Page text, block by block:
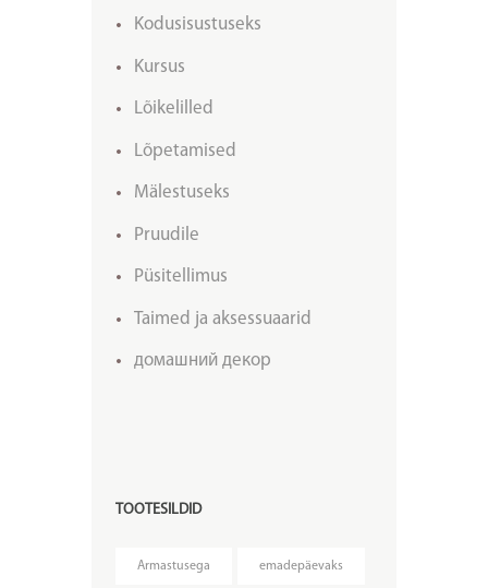
Kodusisustuseks
Kursus
Lõikelilled
Lõpetamised
Mälestuseks
Pruudile
Püsitellimus
Taimed ja aksessuaarid
домашний декор
TOOTESILDID
Armastusega emadepäevaks